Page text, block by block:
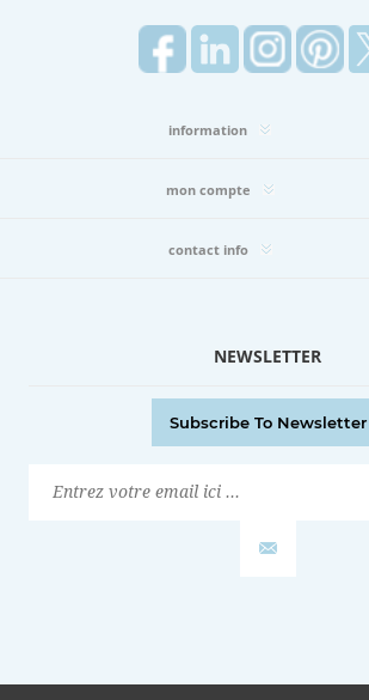
information
mon compte
contact info
NEWSLETTER
Subscribe To Newsletter